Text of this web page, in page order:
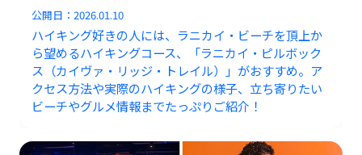
公開日：2026.01.10
ハイキング好きの人には、ラニカイ・ビーチを頂上か
ら望めるハイキングコース、「ラニカイ・ピルボック
ス（カイヴァ・リッジ・トレイル）」がおすすめ。ア
クセス方法や実際のハイキングの様子、立ち寄りたい
ビーチやグルメ情報までたっぷりご紹介！